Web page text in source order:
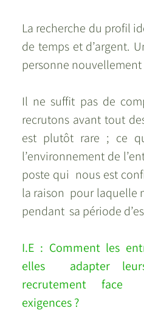
La recherche du profil
de temps et d’argent.
personne nouvellement
Il ne suffit pas de
recrutons avant tout
est plutôt rare ; ce
l’environnement de
poste qui  nous est
la raison  pour laquelle
pendant  sa période
I.E : Comment les
elles  adapter
recrutement face
exigences ?